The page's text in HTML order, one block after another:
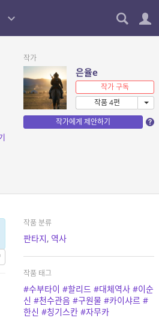
작가
은율e
작가 구독
작품 4편
작가에게 제안하기
작품 분류
판타지, 역사
작품 태그
#수부타이 #할리드 #대체역사 #이순
신 #천수관음 #구원물 #카이샤르 #
한신 #칭기스칸 #자무카